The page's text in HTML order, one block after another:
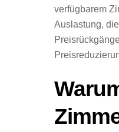
verfügbarem
Auslastung,